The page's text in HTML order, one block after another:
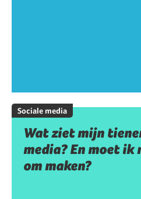
Sociale media
Wat ziet mijn
media? En moet ik
om maken?